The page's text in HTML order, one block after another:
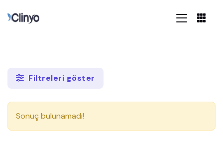
Filtreleri göster
Sonuç bulunamadı!